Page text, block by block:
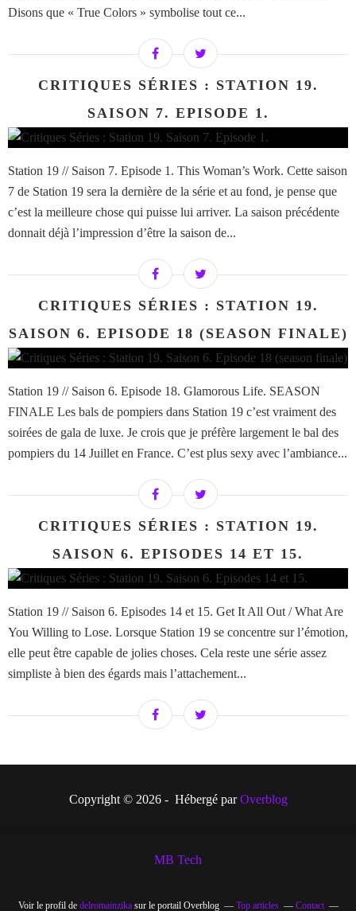
Disons que « True Colors » symbolise tout ce...
CRITIQUES SÉRIES : STATION 19.
SAISON 7. EPISODE 1.
Station 19 // Saison 7. Episode 1. This Woman’s Work. Cette saison
7 de Station 19 sera la dernière de la série et au fond, je pense que
c’est la meilleure chose qui puisse lui arriver. La saison précédente
donnait déjà l’impression d’être la saison de...
CRITIQUES SÉRIES : STATION 19.
SAISON 6. EPISODE 18 (SEASON FINALE)
Station 19 // Saison 6. Episode 18. Glamorous Life. SEASON
FINALE Les bals de pompiers dans Station 19 c’est vraiment des
soirées de gala de luxe. Je crois que je préfère largement le bal des
pompiers du 14 Juillet en France. C’est plus sexy avec l’ambiance...
CRITIQUES SÉRIES : STATION 19.
SAISON 6. EPISODES 14 ET 15.
Station 19 // Saison 6. Episodes 14 et 15. Get It All Out / What Are
You Willing to Lose. Lorsque Station 19 se concentre sur l’émotion,
elle peut être capable de jolies choses. Cela reste une série assez
simpliste à bien des égards mais l’attachement...
Copyright © 2026 - Hébergé parOverblog
MB Tech
Voir le profil de delromainzikasur le portail Overblog Top articles Contact